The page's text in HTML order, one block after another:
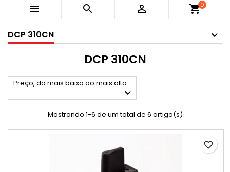
   shopping_cart0
DCP 310CN
DCP 310CN
Preço, do mais baixo ao mais alto

Mostrando 1-6 de um total de 6 artigo(s)
favorite_border